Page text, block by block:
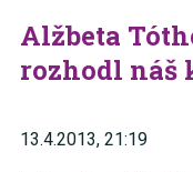
Alžbeta
rozhodl
13.4.2013, 21:19